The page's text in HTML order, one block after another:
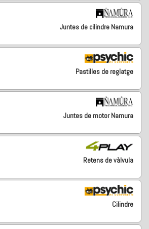
Juntes de cilindre Namura
Pastilles de reglatge
Juntes de motor Namura
Retens de vàlvula
Cilindre